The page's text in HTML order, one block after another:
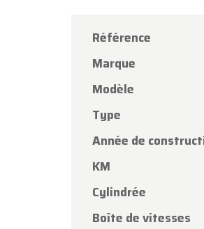
Référence
Marque
Modèle
Type
Année de
KM
Cylindrée
Boîte de vitesses